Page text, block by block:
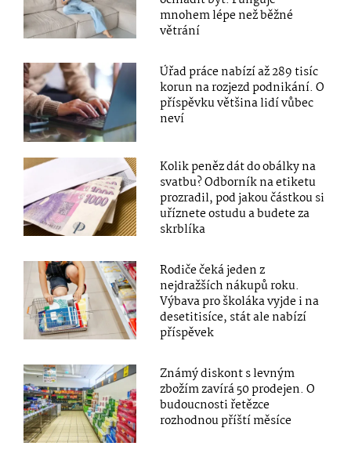
mnohem lépe než běžné
větrání
Úřad práce nabízí až 289 tisíc
korun na rozjezd podnikání. O
příspěvku většina lidí vůbec
neví
Kolik peněz dát do obálky na
svatbu? Odborník na etiketu
prozradil, pod jakou částkou si
uříznete ostudu a budete za
skrblíka
Rodiče čeká jeden z
nejdražších nákupů roku.
Výbava pro školáka vyjde i na
desetitisíce, stát ale nabízí
příspěvek
Známý diskont s levným
zbožím zavírá 50 prodejen. O
budoucnosti řetězce
rozhodnou příští měsíce